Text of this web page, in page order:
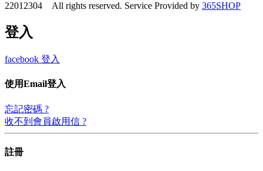
22012304 All rights reserved. Service Provided by 365SHOP
登入
facebook 登入
使用Email登入
忘記密碼 ?
收不到會員啟用信 ?
註冊